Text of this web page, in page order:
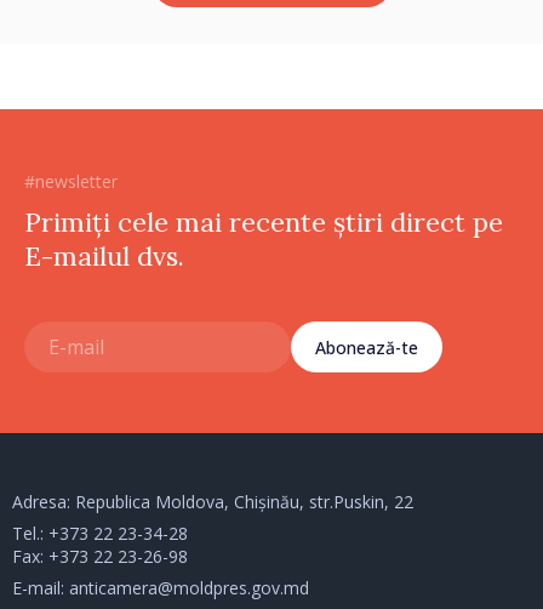
#newsletter
Primiți cele mai recente știri direct pe
E-mailul dvs.
Abonează-te
Adresa: Republica Moldova, Chișinău, str.Puskin, 22
Tel.: +373 22 23-34-28
Fax: +373 22 23-26-98
E-mail: anticamera@moldpres.gov.md